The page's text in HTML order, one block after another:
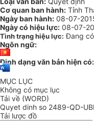
Cơ quan ban hành: Tỉnh
Ngày ban hành: 08-07-
Ngày có hiệu lực: 08-07-
Tình trạng hiệu lực: Đang
Ngôn ngữ:
Định dạng văn bản hiện có:
MỤC LỤC
Không có mục lục
Tải về (WORD)
Quyet dinh so 2489-QD-
Tải lược đồ